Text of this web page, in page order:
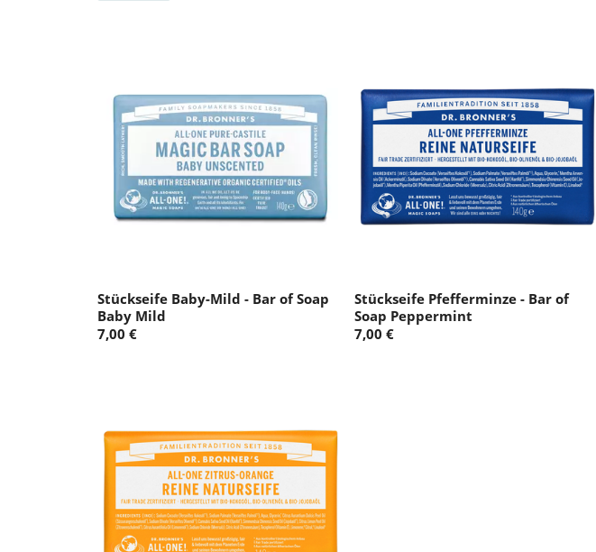
Stückseife Baby-Mild - Bar of Soap
Baby Mild
7,00 €
Stückseife Pfefferminze - Bar of
Soap Peppermint
7,00 €